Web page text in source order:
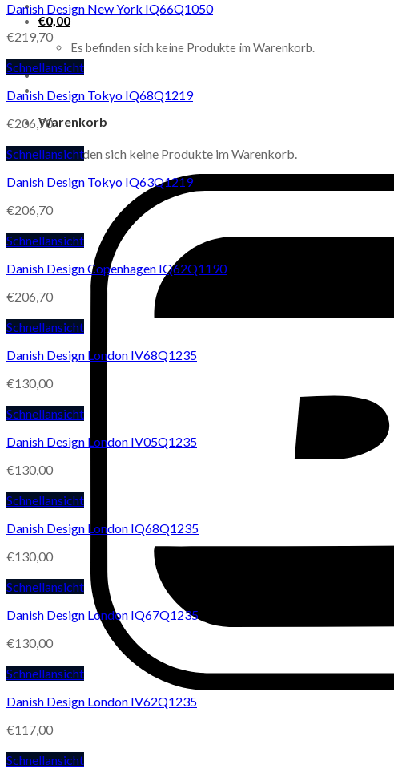
€0,00
Es befinden sich keine Produkte im Warenkorb.
Warenkorb
Es befinden sich keine Produkte im Warenkorb.
Danish Design New York IQ66Q1050
€219,70
Schnellansicht
Danish Design Tokyo IQ68Q1219
€206,70
Schnellansicht
Danish Design Tokyo IQ63Q1219
€206,70
Schnellansicht
Danish Design Copenhagen IQ62Q1190
€206,70
Schnellansicht
Danish Design London IV68Q1235
€130,00
Schnellansicht
Danish Design London IV05Q1235
€130,00
Schnellansicht
Danish Design London IQ68Q1235
€130,00
Schnellansicht
Danish Design London IQ67Q1235
€130,00
Schnellansicht
Danish Design London IV62Q1235
€117,00
Schnellansicht